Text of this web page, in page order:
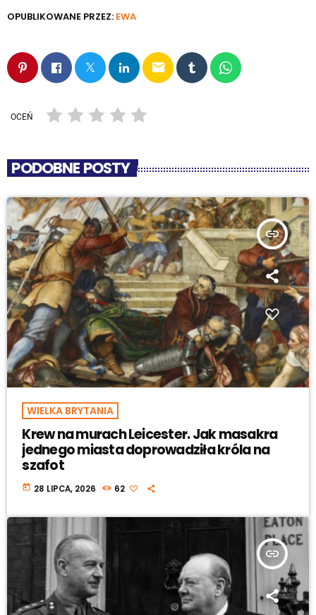
OPUBLIKOWANE PRZEZ: EWA
email
OCEŃ
PODOBNE POSTY
insert_link
WIELKA BRYTANIA
Krew na murach Leicester. Jak masakra
jednego miasta doprowadziła króla na
szafot
today 28 LIPCA, 2026 62
insert_link